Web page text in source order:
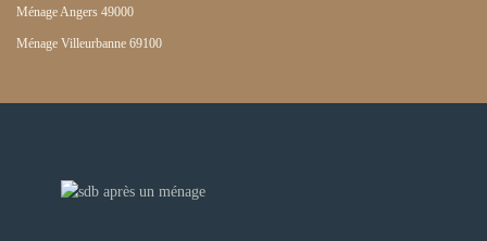
Ménage Angers 49000
Ménage Villeurbanne 69100